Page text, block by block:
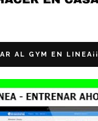
AL GYM EN LINEA¡¡